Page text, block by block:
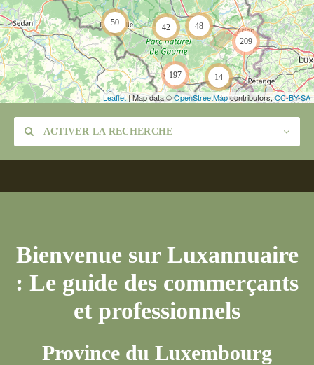
50 42
197 14
48
209
Leaflet| Map data ©OpenStreetMapcontributors,CC-BY-SA
ACTIVER LA RECHERCHE
Bienvenue sur Luxannuaire
: Le guide des commerçants
et professionnels
Province du Luxembourg